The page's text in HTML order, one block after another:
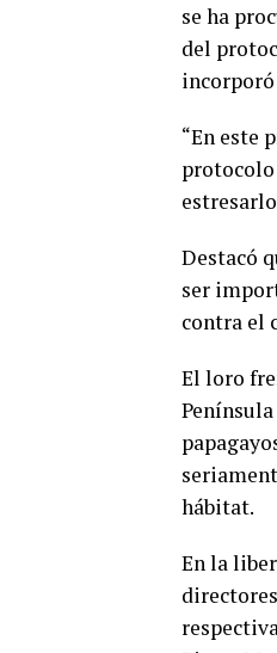
se ha
del
“En este
protocolo
Destacó
ser
contra el
El loro
hábitat.
En la